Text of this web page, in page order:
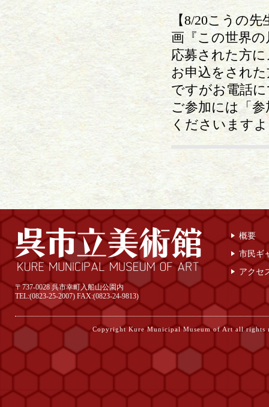
【8/20こうの
画『この世界
応募された方
お申込をされ
ですがお電話
ご参加には「
くださいます
〒737-0028 呉市幸町入船山公園内
TEL:(0823-25-2007) FAX:(0823-24-9813)
概要
市民ギ
アクセ
Copyright Kure Municipal Museum of Art all rights